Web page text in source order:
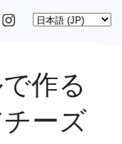
Select
作る
ーズ